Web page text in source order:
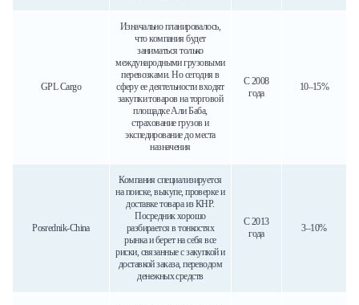
GPL Cargo
Изначально планировалось,
что компания будет
заниматься только
международными грузовыми
перевозками. Но сегодня в
сферу ее деятельности входят
закупки товаров на торговой
площадке Али Баба,
страхование грузов и
экспедирование до места
назначения
С 2008
года
10–15%
Posrednik-China
Компания специализируется
на поиске, выкупе, проверке и
доставке товара из КНР.
Посредник хорошо
разбирается в тонкостях
рынка и берет на себя все
риски, связанные с закупкой и
доставкой заказа, переводом
денежных средств
С 2013
года
3–10%